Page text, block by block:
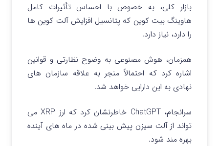
بازار کلی، به خصوص با احساس تأثیرات کامل
هاوینگ بیت کوین که پتانسیل افزایش آلت کوین ها
را دارد، نیاز دارد.
همزمان، هوش مصنوعی به وضوح نظارتی و قوانین
اشاره کرد که احتمالاً منجر به علاقه سازمان های
نهادی به این دارایی خواهد شد.
سرانجام، ChatGPT خاطرنشان کرد که ارز XRP می
تواند از آلت سیزن پیش بینی شده در ماه های آینده
بهره مند شود.